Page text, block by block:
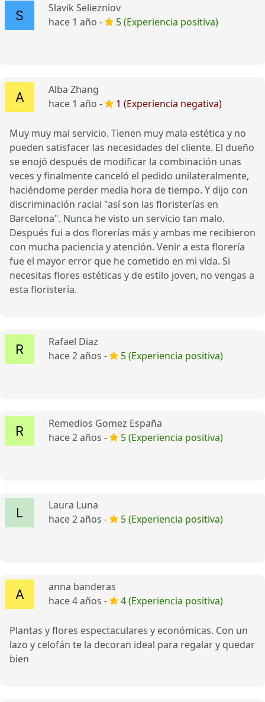
Slavik Seliezniov
hace 1 año -
5 (Experiencia positiva)
Alba Zhang
hace 1 año -
1 (Experiencia negativa)
Muy muy mal servicio. Tienen muy mala estética y no
pueden satisfacer las necesidades del cliente. El dueño
se enojó después de modificar la combinación unas
veces y finalmente canceló el pedido unilateralmente,
haciéndome perder media hora de tiempo. Y dijo con
discriminación racial "así son las floristerías en
Barcelona". Nunca he visto un servicio tan malo.
Después fui a dos florerías más y ambas me recibieron
con mucha paciencia y atención. Venir a esta florería
fue el mayor error que he cometido en mi vida. Si
necesitas flores estéticas y de estilo joven, no vengas a
esta floristería.
Rafael Diaz
hace 2 años -
5 (Experiencia positiva)
Remedios Gomez España
hace 2 años -
5 (Experiencia positiva)
Laura Luna
hace 2 años -
5 (Experiencia positiva)
anna banderas
hace 4 años -
4 (Experiencia positiva)
Plantas y flores espectaculares y económicas. Con un
lazo y celofán te la decoran ideal para regalar y quedar
bien